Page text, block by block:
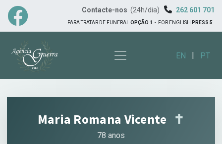
Contacte-nos (24h/dia) 262 601 701
PARA TRATAR DE FUNERAL OPÇÃO 1 - FOR ENGLISH PRESS 5
EN | PT
Maria Romana Vicente ✝︎
78 anos